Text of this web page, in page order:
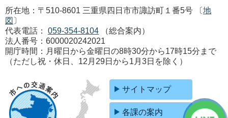
所在地：〒510-8601 三重県四日市市諏訪町１番5号 〔地
図 〕
代表電話：
059-354-8104
（総合案内）
法人番号：6000020242021
開庁時間：月曜日から金曜日の8時30分から17時15分まで
（ただし祝・休日、12月29日から1月3日を除く）
サイトマップ
各課の案内